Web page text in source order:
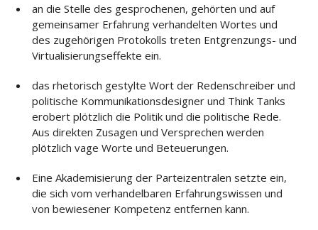
an die Stelle des gesprochenen, gehörten und auf
gemeinsamer Erfahrung verhandelten Wortes und
des zugehörigen Protokolls treten Entgrenzungs- und
Virtualisierungseffekte ein.
das rhetorisch gestylte Wort der Redenschreiber und
politische Kommunikationsdesigner und Think Tanks
erobert plötzlich die Politik und die politische Rede.
Aus direkten Zusagen und Versprechen werden
plötzlich vage Worte und Beteuerungen.
Eine Akademisierung der Parteizentralen setzte ein,
die sich vom verhandelbaren Erfahrungswissen und
von bewiesener Kompetenz entfernen kann.